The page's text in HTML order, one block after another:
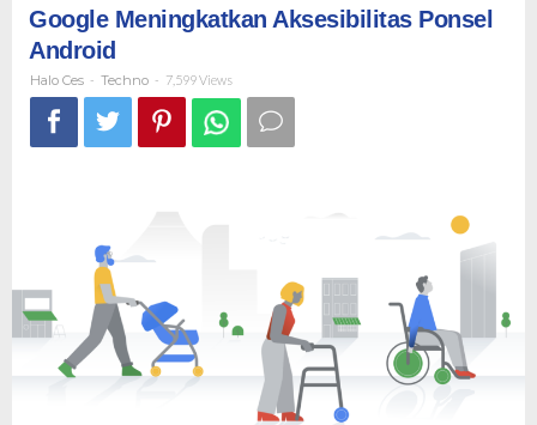
Google Meningkatkan Aksesibilitas Ponsel
Android
Halo Ces - Techno - 7,599 Views